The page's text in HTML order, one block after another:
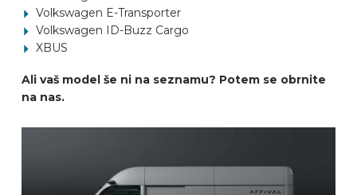
Volkswagen E-Transporter
Volkswagen ID-Buzz Cargo
XBUS
Ali vaš model še ni na seznamu? Potem se obrnite
na nas.